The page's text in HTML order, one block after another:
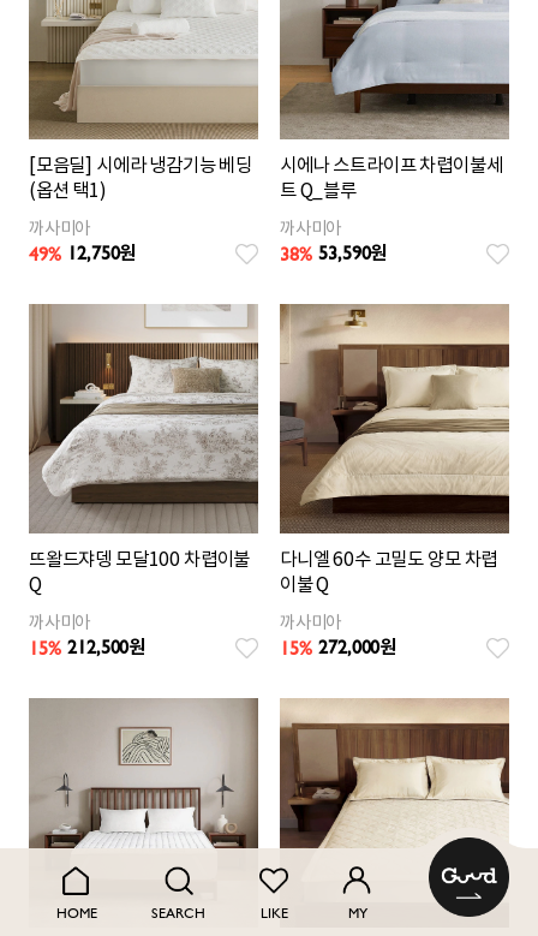
[모음딜] 시에라 냉감기능 베딩
(옵션 택1)
까사미아
49% 12,750원
시에나 스트라이프 차렵이불세
트 Q_블루
까사미아
38% 53,590원
뜨왈드쟈뎅 모달100 차렵이불
Q
까사미아
15% 212,500원
다니엘 60수 고밀도 양모 차렵
이불 Q
까사미아
15% 272,000원
HOME SEARCH LIKE MY